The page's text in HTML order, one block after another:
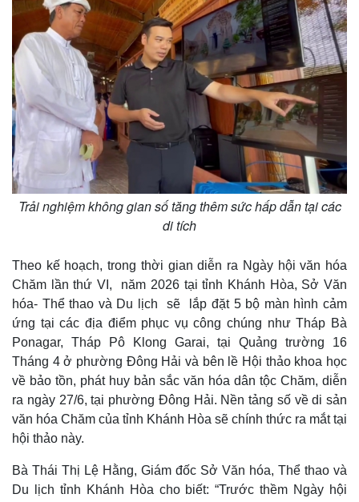
Kinh tế
Thị trường
Trải nghiệm không gian số tăng thêm sức hấp dẫn tại các
di tích
Theo kế hoạch, trong thời gian diễn ra Ngày hội văn hóa
Chăm lần thứ VI, năm 2026 tại tỉnh Khánh Hòa, Sở Văn
hóa- Thể thao và Du lịch sẽ lắp đặt 5 bộ màn hình cảm
ứng tại các địa điểm phục vụ công chúng như Tháp Bà
Ponagar, Tháp Pô Klong Garai, tại Quảng trường 16
Tháng 4 ở phường Đông Hải và bên lề Hội thảo khoa học
về bảo tồn, phát huy bản sắc văn hóa dân tộc Chăm, diễn
ra ngày 27/6, tại phường Đông Hải. Nền tảng số về di sản
văn hóa Chăm của tỉnh Khánh Hòa sẽ chính thức ra mắt tại
hội thảo này.
Bà Thái Thị Lệ Hằng, Giám đốc Sở Văn hóa, Thể thao và
Du lịch tỉnh Khánh Hòa cho biết: “Trước thềm Ngày hội